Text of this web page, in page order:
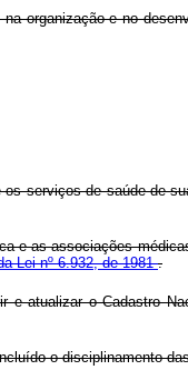
organização e no
serviços de saúde de
e as associações
Lei nº 6.932, de 1981.
atualizar o Cadastro
o disciplinamento